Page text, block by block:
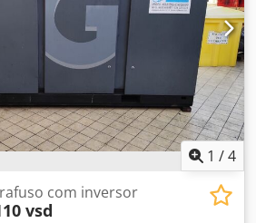
1 /4
com inversor
vsd